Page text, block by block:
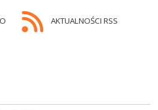
AKTUALNOŚCI RSS